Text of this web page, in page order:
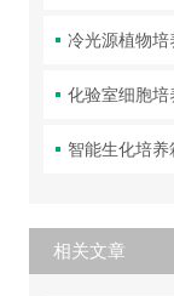
冷光源植物
化验室细胞培
智能生化培
相关文章